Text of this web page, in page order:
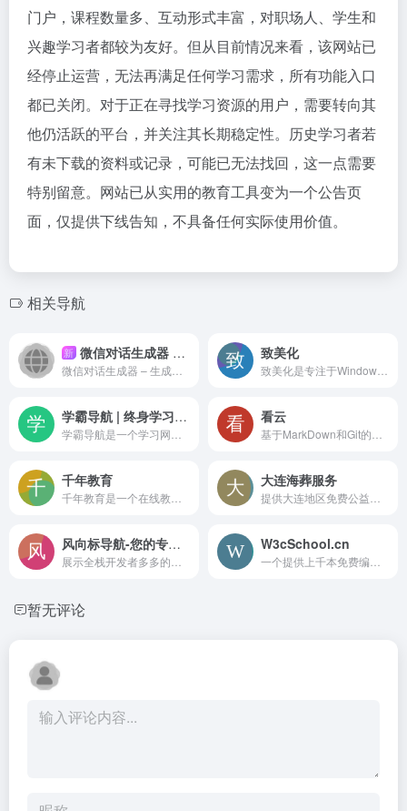
门户，课程数量多、互动形式丰富，对职场人、学生和
兴趣学习者都较为友好。但从目前情况来看，该网站已
经停止运营，无法再满足任何学习需求，所有功能入口
都已关闭。对于正在寻找学习资源的用户，需要转向其
他仍活跃的平台，并关注其长期稳定性。历史学习者若
有未下载的资料或记录，可能已无法找回，这一点需要
特别留意。网站已从实用的教育工具变为一个公告页
面，仅提供下线告知，不具备任何实际使用价值。
相关导航
新 微信对话生成器 – 生成真实对话聊天记录 | 最佳在线免费工具 致美化
学霸导航 | 终身学习爱好者都在用的学习导航网站 看云
千年教育 大连海葬服务
风向标导航-您的专属定制导航 W3cSchool.cn
暂无评论